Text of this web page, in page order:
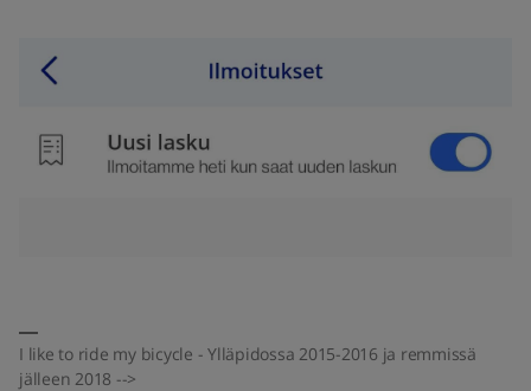
I like to ride my bicycle - Ylläpidossa 2015-2016 ja remmissä
jälleen 2018 -->